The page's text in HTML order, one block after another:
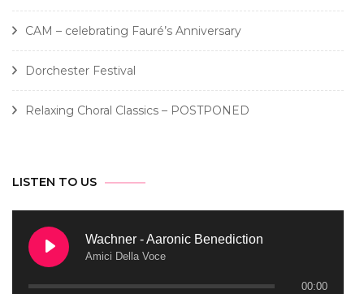
CAM – celebrating Fauré’s Anniversary
Dorchester Festival
Relaxing Choral Classics – POSTPONED
LISTEN TO US
Wachner - Aaronic Benediction
Amici Della Voce
00:00